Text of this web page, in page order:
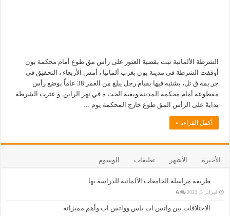
الشرطة الألمانية تبت بقضية العثور على رأس مق طوع أمام محكمة بون
أوقفت الشرطة في مدينة بون بغرب ألمانيا ، أمس الأربعاء ، التحقيق في
جر.يمة ق تل، يشتبه فيها بقيام رجل يبلغ من العمر 38 عاماً بوضع رأس
مقطوعة أمام محكمة المدينة وبقية الجث ة في نهر الراين. و عثرت الشرطة
بدايةً على الرأس المق طوع خارج المحكمة يوم …
أكمل القراءة »
الأخيرة الأشهر تعليقات الوسوم
طريقة مراسلة الجامعات الألمانية للدراسة بها
فبراير 5, 2020 6
الاختلافات بين واتس اب بلس وواتس اب وأهم مميزاته